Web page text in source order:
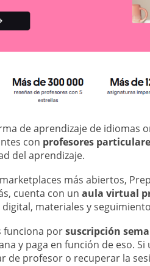
de aprendizaje de idiomas
con profesores
del aprendizaje.
más abiertos,
cuenta con unaula virtual
materiales y
funciona porsuscripción
y paga en función de eso.
de profesor o recuperar la